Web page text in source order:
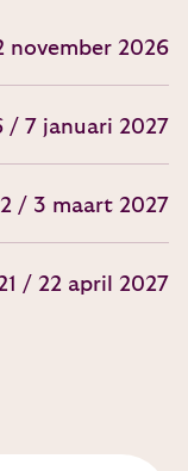
november 2026
/ 7 januari 2027
/ 3 maart 2027
/ 22 april 2027